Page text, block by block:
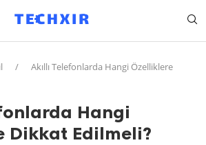
/
Akıllı Telefonlarda Hangi Özelliklere
Hangi
Dikkat Edilmeli?